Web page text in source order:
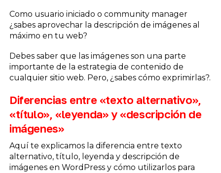
Como usuario iniciado o community manager
¿sabes aprovechar la descripción de imágenes al
máximo en tu web?
Debes saber que las imágenes son una parte
importante de la estrategia de contenido de
cualquier sitio web. Pero, ¿sabes cómo exprimirlas?.
Diferencias entre «texto alternativo»,
«título», «leyenda» y «descripción de
imágenes»
Aquí te explicamos la diferencia entre texto
alternativo, título, leyenda y descripción de
imágenes en WordPress y cómo utilizarlos para